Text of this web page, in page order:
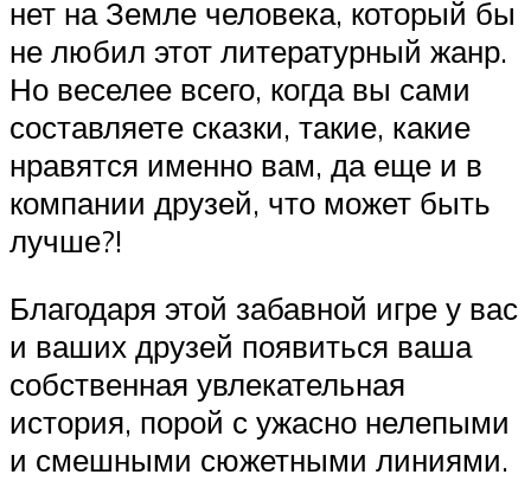
нет на Земле человека, который бы
не любил этот литературный жанр.
Но веселее всего, когда вы сами
составляете сказки, такие, какие
нравятся именно вам, да еще и в
компании друзей, что может быть
лучше?!
Благодаря этой забавной игре у вас
и ваших друзей появиться ваша
собственная увлекательная
история, порой с ужасно нелепыми
и смешными сюжетными линиями.